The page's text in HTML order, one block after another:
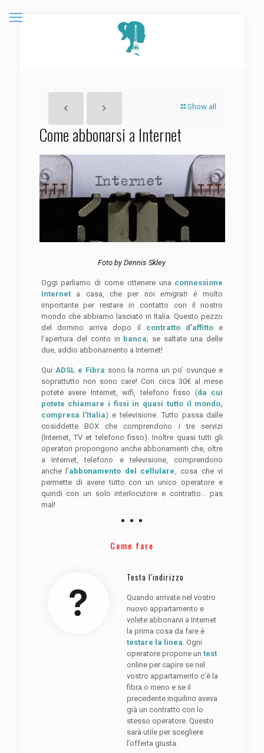
Show all
Come abbonarsi a Internet
Foto byDennis Skley
Oggi parliamo di come ottenere una connessione
Internet
a casa, che per noiemigrati èmolto
importante per restare in contatto con il nostro
mondo che abbiamo lasciato in Italia. Questo pezzo
del domino arriva dopo il contratto d’affitto e
l’apertura del conto in banca , se saltate una delle
due, addio abbonamento a Internet!
Qui ADSL e Fibra sono la norma un po’ ovunque e
soprattutto non sono care! Con circa 30€ al mese
potete avere Internet, wifi, telefono fisso (da cui
potete chiamare i fissi in quasi tutto il mondo,
compresa l’Italia) e televisione. Tutto passa dalle
cosiddette BOX che comprendono i tre servizi
(Internet, TV et telefono fisso). Inoltre quasi tutti gli
operatori propongono anche abbonamenti che, oltre
a Internet, telefono e televisione, comprendono
anche l’abbonamento del cellulare , cosa che vi
permette di avere tutto con un unico operatore e
quindi con un solo interlocutore e contratto… pas
mal!
Come fare
Testa l'indirizzo
Quando arrivate nel vostro
nuovo appartamento e
volete abbonarvi a Internet
la prima cosa da fare è
testare la linea . Ogni
operatore propone un test
online per capire se nel
vostro appartamento c’è la
fibra o meno e se il
precedente inquilino aveva
già un contratto con lo
stesso operatore. Questo
sarà utile per scegliere
l’offerta giusta.